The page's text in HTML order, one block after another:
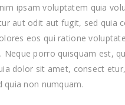
ipsam voluptatem quia
aut odit aut fugit, sed quia
eos qui ratione
Neque porro quisquam est,
dolor sit amet, consect
quia non numquam.